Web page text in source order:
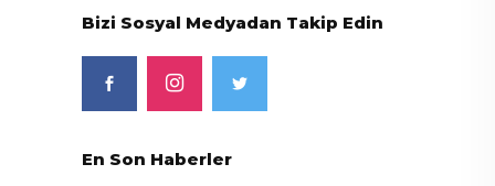
Bizi Sosyal Medyadan Takip Edin
En Son Haberler